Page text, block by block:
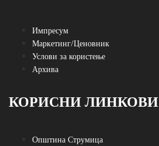
Импресум
Маркетинг/Ценовник
Услови за користење
Архива
КОРИСНИ ЛИНКОВИ
Општина Струмица